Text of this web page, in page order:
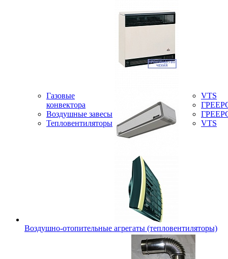
Газовые
конвектора
Воздушные завесы
Тепловентиляторы
VTS
VTS
Воздушно-отопительные агрегаты (тепловентиляторы)